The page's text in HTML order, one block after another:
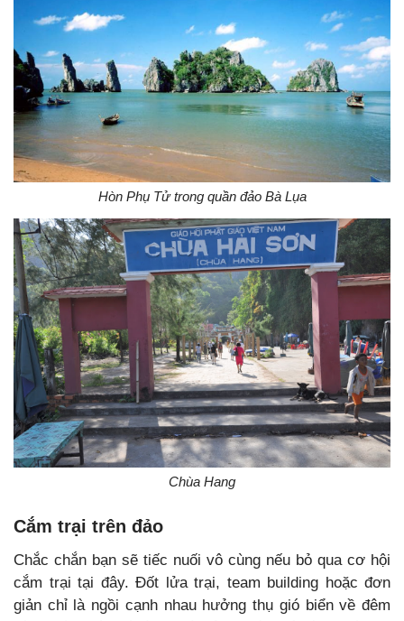
Hòn Phụ Tử trong quần đảo Bà Lụa
Chùa Hang
Cắm trại trên đảo
Chắc chắn bạn sẽ tiếc nuối vô cùng nếu bỏ qua cơ hội
cắm trại tại đây. Đốt lửa trại, team building hoặc đơn
giản chỉ là ngồi cạnh nhau hưởng thụ gió biển về đêm